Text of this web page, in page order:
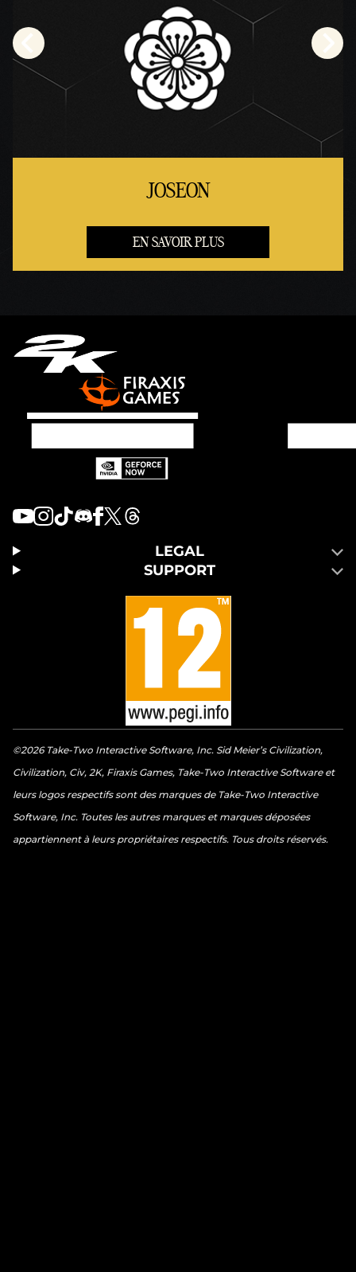
JOSEON
EN SAVOIR PLUS
LEGAL
SUPPORT
©2026 Take-Two Interactive Software, Inc. Sid Meier’s Civilization,
Civilization, Civ, 2K, Firaxis Games, Take-Two Interactive Software et
leurs logos respectifs sont des marques de Take-Two Interactive
Software, Inc. Toutes les autres marques et marques déposées
appartiennent à leurs propriétaires respectifs. Tous droits réservés.